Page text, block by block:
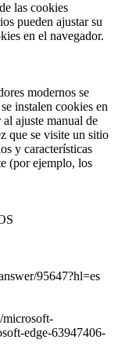
las cookies
pueden ajustar su
en el navegador.
modernos se
instalen cookies en
ajuste manual de
que se visite un sitio
y características
(por ejemplo, los
95647?hl=es
microsoft-
edge-63947406-